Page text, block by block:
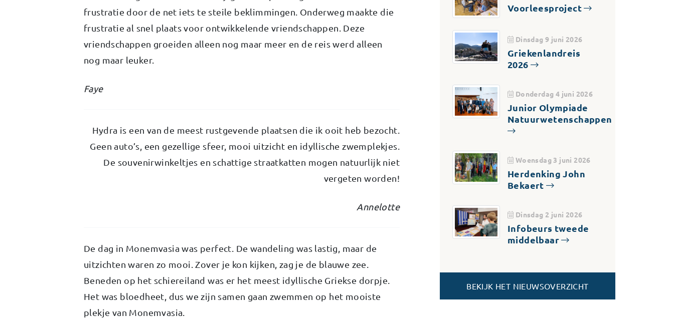
frustratie door de net iets te steile beklimmingen. Onderweg maakte die
frustratie al snel plaats voor ontwikkelende vriendschappen. Deze
vriendschappen groeiden alleen nog maar meer en de reis werd alleen
nog maar leuker.
Faye
Hydra is een van de meest rustgevende plaatsen die ik ooit heb bezocht.
Geen auto’s, een gezellige sfeer, mooi uitzicht en idyllische zwemplekjes.
De souvenirwinkeltjes en schattige straatkatten mogen natuurlijk niet
vergeten worden!
Annelotte
De dag in Monemvasia was perfect. De wandeling was lastig, maar de
uitzichten waren zo mooi. Zover je kon kijken, zag je de blauwe zee.
Beneden op het schiereiland was er het meest idyllische Griekse dorpje.
Het was bloedheet, dus we zijn samen gaan zwemmen op het mooiste
plekje van Monemvasia.
Voorleesproject
Dinsdag 9 juni 2026
Griekenlandreis
2026
Donderdag 4 juni 2026
Junior Olympiade
Natuurwetenschappen
Woensdag 3 juni 2026
Herdenking John
Bekaert
Dinsdag 2 juni 2026
Infobeurs tweede
middelbaar
BEKIJK HET NIEUWSOVERZICHT